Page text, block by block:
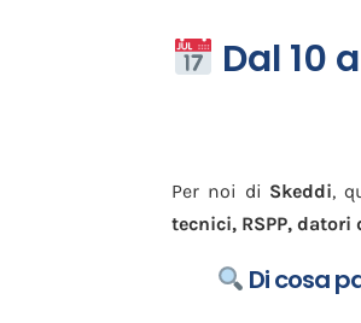
Dal 10
Per noi di Skeddi,
tecnici, RSPP,
Di cosa